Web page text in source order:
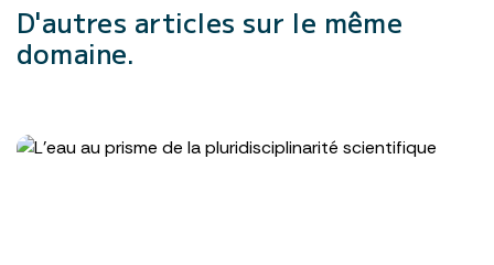
D'autres articles sur le même
domaine.